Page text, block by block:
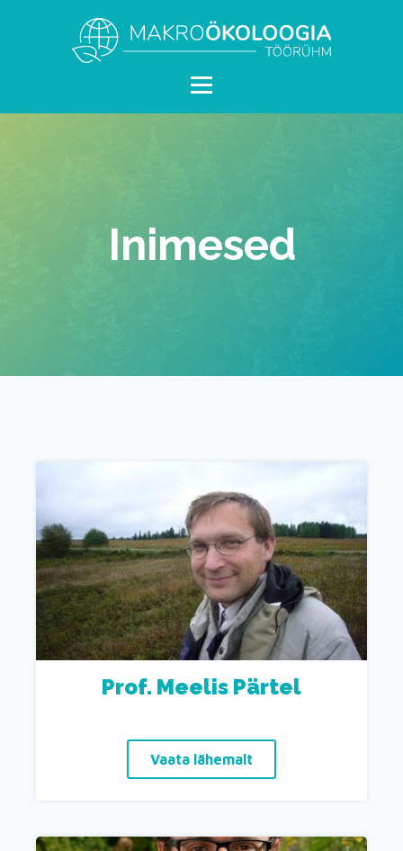
Inimesed
Prof. Meelis Pärtel
Vaata lähemalt